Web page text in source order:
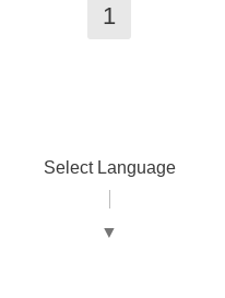
1
Select Language
▼